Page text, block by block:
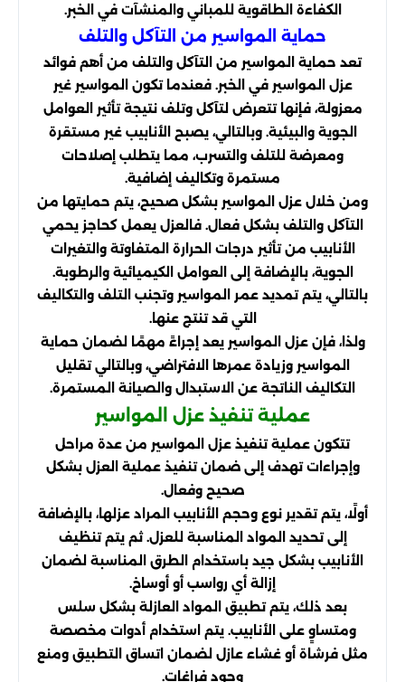
الكفاءة الطاقوية للمباني والمنشآت في الخبر.
حماية المواسير من التآكل والتلف
تعد حماية المواسير من التآكل والتلف من أهم فوائد
عزل المواسير في الخبر. فعندما تكون المواسير غير
معزولة، فإنها تتعرض لتآكل وتلف نتيجة تأثير العوامل
الجوية والبيئية. وبالتالي، يصبح الأنابيب غير مستقرة
ومعرضة للتلف والتسرب، مما يتطلب إصلاحات
مستمرة وتكاليف إضافية.
ومن خلال عزل المواسير بشكل صحيح، يتم حمايتها من
التآكل والتلف بشكل فعال. فالعزل يعمل كحاجز يحمي
الأنابيب من تأثير درجات الحرارة المتفاوتة والتغيرات
الجوية، بالإضافة إلى العوامل الكيميائية والرطوبة.
بالتالي، يتم تمديد عمر المواسير وتجنب التلف والتكاليف
التي قد تنتج عنها.
ولذا، فإن عزل المواسير يعد إجراءً مهمًا لضمان حماية
المواسير وزيادة عمرها الافتراضي، وبالتالي تقليل
التكاليف الناتجة عن الاستبدال والصيانة المستمرة.
عملية تنفيذ عزل المواسير
تتكون عملية تنفيذ عزل المواسير من عدة مراحل
وإجراءات تهدف إلى ضمان تنفيذ عملية العزل بشكل
صحيح وفعال.
أولًا، يتم تقدير نوع وحجم الأنابيب المراد عزلها، بالإضافة
إلى تحديد المواد المناسبة للعزل. ثم يتم تنظيف
الأنابيب بشكل جيد باستخدام الطرق المناسبة لضمان
إزالة أي رواسب أو أوساخ.
بعد ذلك، يتم تطبيق المواد العازلة بشكل سلس
ومتساوٍ على الأنابيب. يتم استخدام أدوات مخصصة
مثل فرشاة أو غشاء عازل لضمان اتساق التطبيق ومنع
وجود فراغات.